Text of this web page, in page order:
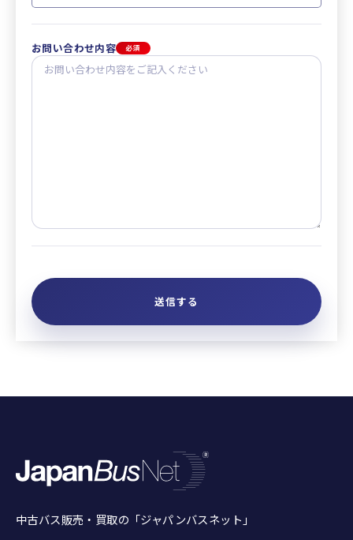
お問い合わせ内容 必須
中古バス販売・買取の「ジャパンバスネット」